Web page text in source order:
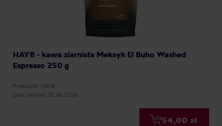
HAYB - kawa ziarnista Meksyk El Buho Washed
Espresso 250 g
Producent: HAYB
Data palenia: 30.06.2026
54,00 zł